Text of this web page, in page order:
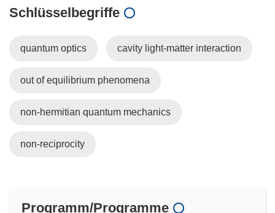
Schlüsselbegriffe
quantum optics cavity light-matter interaction
out of equilibrium phenomena
non-hermitian quantum mechanics
non-reciprocity
Programm/Programme